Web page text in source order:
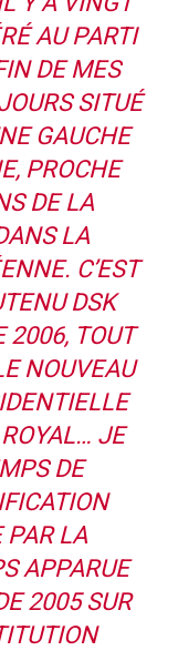
AU PARTI
DE MES
SITUÉ
GAUCHE
PROCHE
DE LA
LA
C’EST
DSK
2006, TOUT
NOUVEAU
JE
DE
PAR LA
APPARUE
2005 SUR